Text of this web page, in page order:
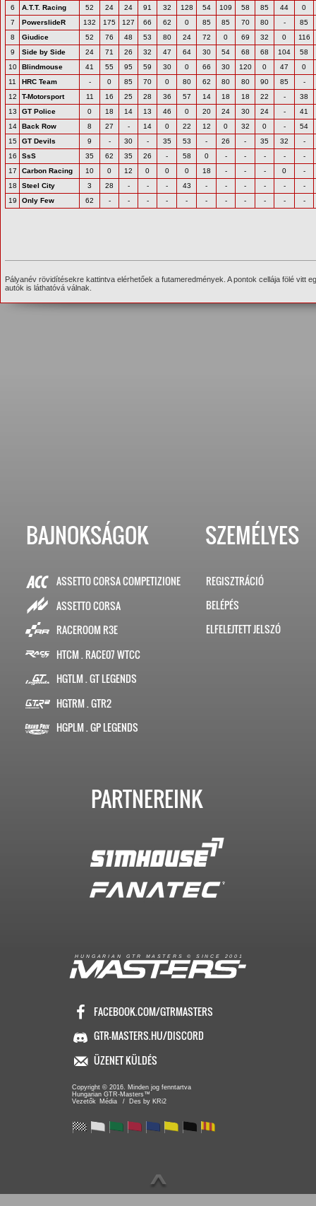
6 A.T.T. Racing 52 24 24 91 32 128 54 109 58 85 44
0
7
PowerslideR 132 175 127 66 62 0 85 85 70 80 -
85
8
Giudice 52 76 48 53 80 24 72 0 69 32 0
116
9
Side by Side 24 71 26 32 47 64 30 54 68 68 104
58
10
Blindmouse 41 55 95 59 30 0 66 30 120 0 47
0
11
HRC Team - 0 85 70 0 80 62 80 80 90 85
-
12
T-Motorsport 11 16 25 28 36 57 14 18 18 22 -
38
13
GT Police 0 18 14 13 46 0 20 24 30 24 -
41
14
Back Row 8 27 - 14 0 22 12 0 32 0 -
54
15
GT Devils 9 - 30 - 35 53 - 26 - 35 32
-
16
SsS 35 62 35 26 - 58 0 - - - -
-
17
Carbon Racing 10 0 12 0 0 0 18 - - - 0
-
18
Steel City 3 28 - - - 43 - - - - -
-
19
Only Few 62 - - - - - - - - - - -
Pályanév rövidítésekre kattintva elérhetőek a futameredmények. A pontok cellája fölé vitt
autók is láthatóvá válnak.
BAJNOKSÁGOK
ASSETTO CORSA COMPETIZIONE
ASSETTO CORSA
RACEROOM R3E
HTCM . RACE07 WTCC
HGTLM . GT LEGENDS
HGTRM . GTR2
HGPLM . GP LEGENDS
SZEMÉLYES
REGISZTRÁCIÓ
BELÉPÉS
ELFELEJTETT JELSZÓ
PARTNEREINK
H U N G A R I A N G T R M A S T E R S © S I N C E 2 0 0 1
FACEBOOK.COM/GTRMASTERS
GTR-MASTERS.HU/DISCORD
ÜZENET KÜLDÉS
Copyright © 2016. Minden jog fenntartva
Hungarian GTR-Masters™
Vezetők Média / Des by KRi2
∧